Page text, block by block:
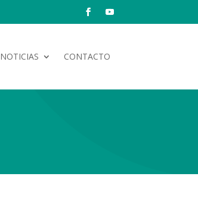
NOTICIAS CONTACTO